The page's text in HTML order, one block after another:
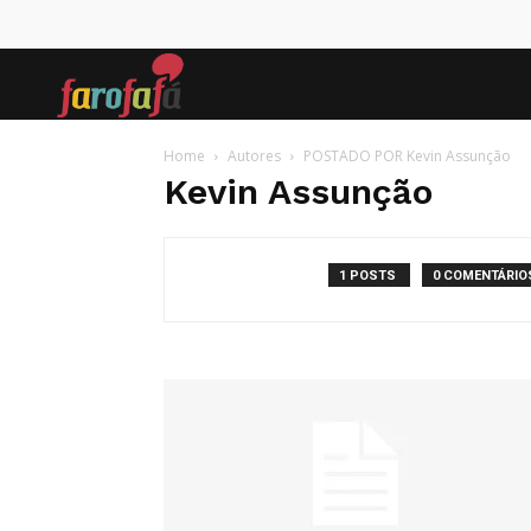
Home Autores POSTADO POR Kevin Assunção
Kevin Assunção
1 POSTS 0